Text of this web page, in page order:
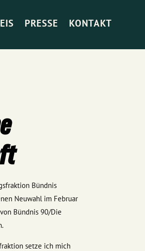
PRESSE KONTAKT
Bündnis
Neuwahl im Februar
Bündnis 90/Die
setze ich mich